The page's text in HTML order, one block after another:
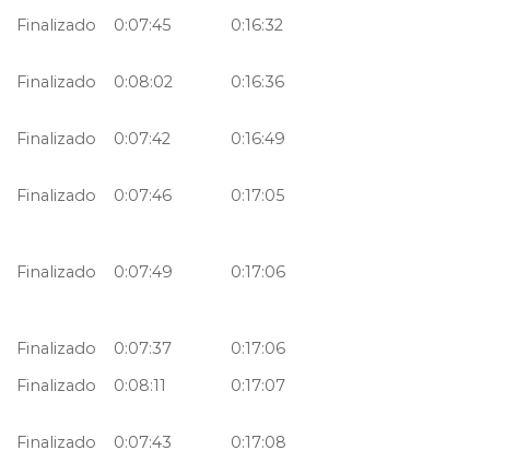
Finalizado 0:07:45 0:16:32
Finalizado 0:08:02 0:16:36
Finalizado 0:07:42 0:16:49
Finalizado 0:07:46 0:17:05
Finalizado 0:07:49 0:17:06
Finalizado 0:07:37
0:17:06
Finalizado 0:08:11 0:17:07
Finalizado 0:07:43 0:17:08